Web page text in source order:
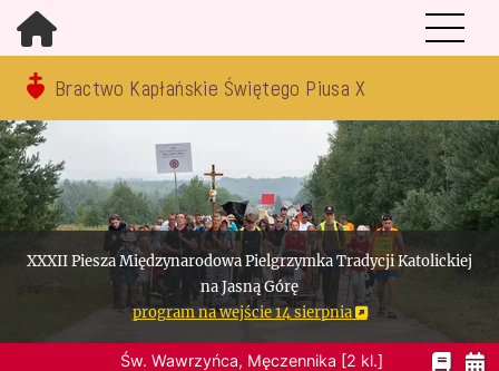
Bractwo Kapłańskie Świętego Piusa X
XXXII Piesza Międzynarodowa Pielgrzymka Tradycji Katolickiej
na Jasną Górę
program na wejście 14 sierpnia
Św. Wawrzyńca, Męczennika [2 kl.]